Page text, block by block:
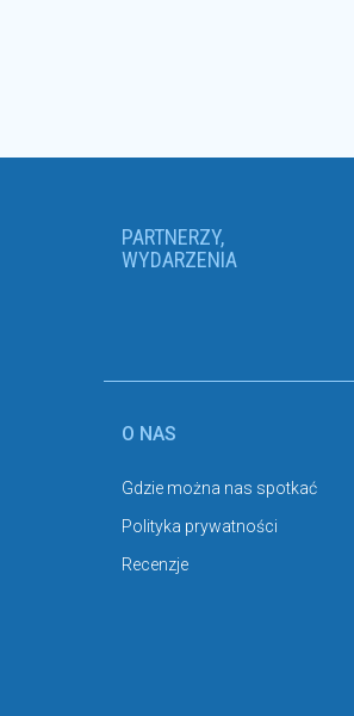
PARTNERZY,
WYDARZENIA
O NAS
Gdzie można nas spotkać
Polityka prywatności
Recenzje